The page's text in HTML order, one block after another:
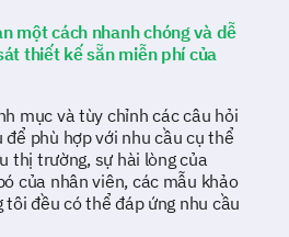
một cách nhanh chóng và dễ
thiết kế sẵn miễn phí của
mục và tùy chỉnh các câu hỏi
phù hợp với nhu cầu cụ thể
thị trường, sự hài lòng của
của nhân viên, các mẫu khảo
đều có thể đáp ứng nhu cầu